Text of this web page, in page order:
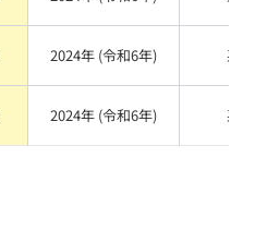
2024年 (令和6年) 系
2024年 (令和6年) 系